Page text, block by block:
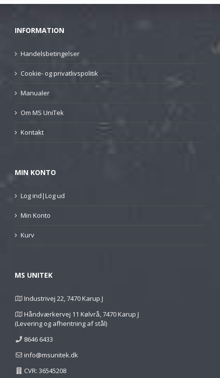
INFORMATION
Handelsbetingelser
Cookie- og privatlivspolitik
Manualer
Om MS UniTek
Kontakt
MIN KONTO
Log ind|Log ud
Min Konto
Kurv
MS UNITEK
Industrivej 22, 7470 Karup J
Håndværkervej 11 Kølvrå, 7470 Karup J
(Levering og afhentning af stål)
8646 6433
info@msunitek.dk
CVR: 36545208